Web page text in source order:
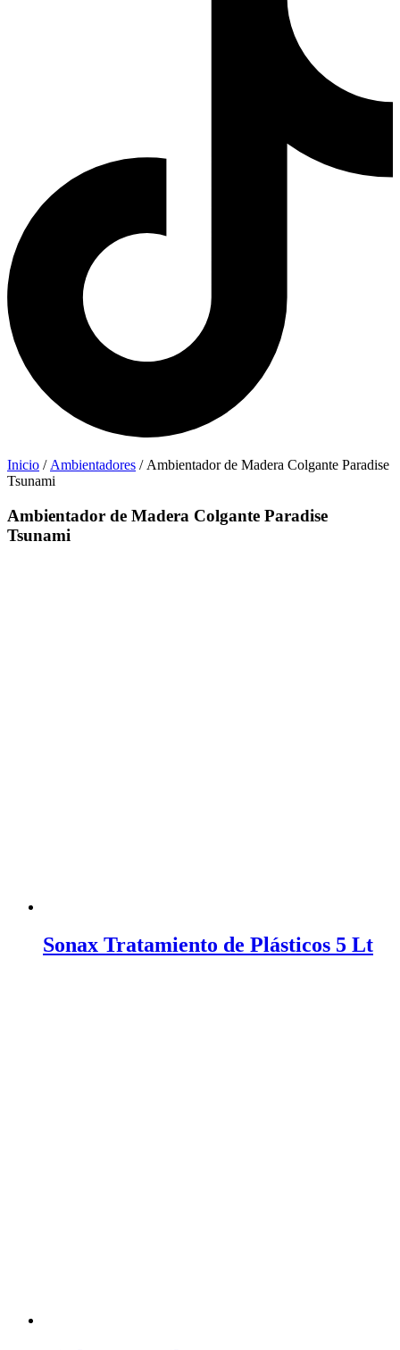
Inicio / Ambientadores / Ambientador de Madera Colgante Paradise
Tsunami
Ambientador de Madera Colgante Paradise
Tsunami
Sonax Tratamiento de Plásticos 5 Lt